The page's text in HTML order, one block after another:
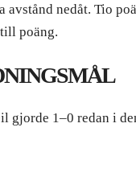
nedåt. Tio
poäng.
gjorde 1–0 redan i